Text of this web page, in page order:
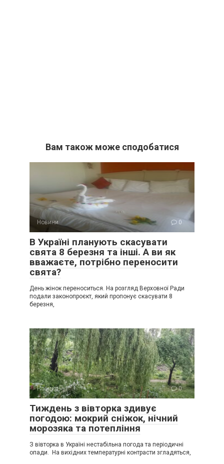
Вам також може сподобатися
Новини 0
В Україні планують скасувати
свята 8 березня та інші. А ви як
вважаєте, потрібно переносити
свята?
День жінок переноситься. На розгляд Верховної Ради
подали законопроєкт, який пропонує скасувати 8
березня,
Новини 0
Тиждень з вівторка здивує
погодою: мокрий сніжок, нічний
морозяка та потепління
З вівторка в Україні нестабільна погода та періодичні
опади. На вихідних температурні контрасти згладяться,